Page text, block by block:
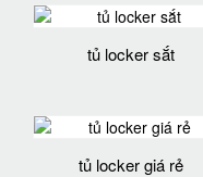
tủ locker sắt
tủ locker giá rẻ